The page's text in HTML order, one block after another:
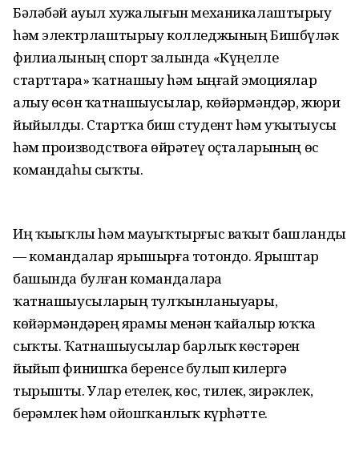
Бәләбәй ауыл хужалығын механикалаштырыу
hәм электрлаштырыу колледжының Бишбүләк
филиалының спорт залында «Күңелле
старттарҙа» ҡатнашыу hәм ыңғай эмоциялар
алыу өсөн ҡатнашыусылар, көйәрмәндәр, жюри
йыйылды. Стартҡа биш студент hәм уҡытыусы
hәм производствоға өйрәтеү оҫталарының өс
командаһы сыҡты.
Иң ҡыҙыҡлы hәм мауыҡтырғыс ваҡыт башланды
— командалар ярышырға тотондо. Ярыштар
башында булған командаларҙа
ҡатнашыусыларҙың тулҡынланыуҙары,
көйәрмәндәрҙең ярҙамы менән ҡайҙалыр юҡҡа
сыҡты. Ҡатнашыусылар барлыҡ көстәрен
йыйып финишҡа беренсе булып килергә
тырышты. Улар етеҙлек, көс, тиҙлек, зирәклек,
берҙәмлек hәм ойошҡанлыҡ күрһәтте.